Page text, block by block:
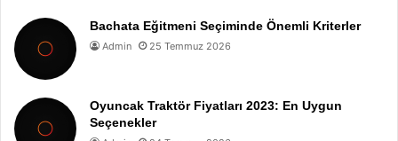
Bachata Eğitmeni Seçiminde Önemli Kriterler
Admin 25 Temmuz 2026
Oyuncak Traktör Fiyatları 2023: En Uygun
Seçenekler